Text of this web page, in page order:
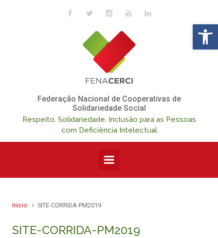
Skip to main content
Federação Nacional de Cooperativas de
Solidariedade Social
Respeito, Solidariedade, Inclusão para as Pessoas
com Deficiência Intelectual
Início SITE-CORRIDA-PM2019
SITE-CORRIDA-PM2019